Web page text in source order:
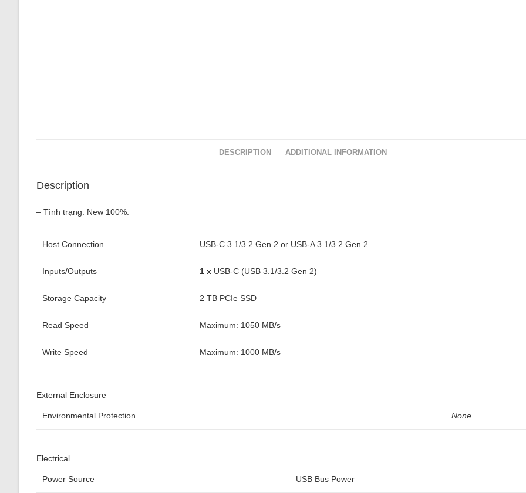
DESCRIPTION ADDITIONAL INFORMATION
Description
– Tình trạng: New 100%.
Host Connection USB-C 3.1/3.2 Gen 2 or USB-A 3.1/3.2 Gen 2
Inputs/Outputs 1 x USB-C (USB 3.1/3.2 Gen 2)
Storage Capacity 2 TB PCIe SSD
Read Speed Maximum: 1050 MB/s
Write Speed Maximum: 1000 MB/s
External Enclosure
Environmental Protection None
Electrical
Power Source USB Bus Power